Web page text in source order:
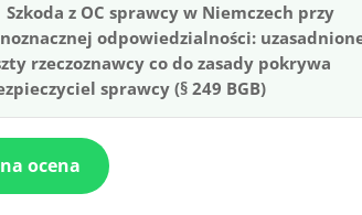
Szkoda z OC sprawcy w Niemczech przy
odpowiedzialności:
rzeczoznawcy co do zasady pokrywa
sprawcy (§ 249 BGB)
ocena